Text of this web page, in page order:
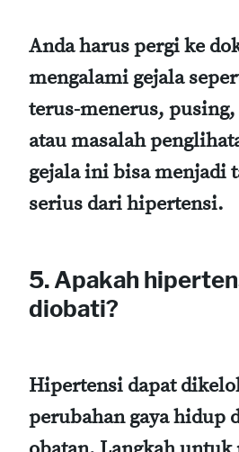
Anda harus pergi ke
mengalami gejala
terus-menerus, pusing,
atau masalah
gejala ini bisa menjadi
serius dari hipertensi.
5. Apakah
diobati?
Hipertensi dapat
perubahan gaya hidup